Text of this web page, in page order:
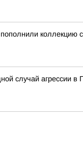
коллекцию
случай агрессии в